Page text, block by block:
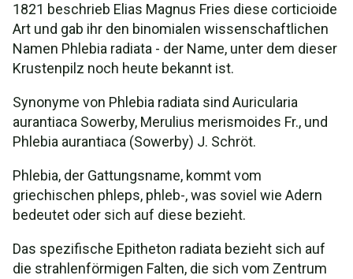
1821 beschrieb Elias Magnus Fries diese corticioide
Art und gab ihr den binomialen wissenschaftlichen
Namen Phlebia radiata - der Name, unter dem dieser
Krustenpilz noch heute bekannt ist.
Synonyme von Phlebia radiata sind Auricularia
aurantiaca Sowerby, Merulius merismoides Fr., und
Phlebia aurantiaca (Sowerby) J. Schröt.
Phlebia, der Gattungsname, kommt vom
griechischen phleps, phleb-, was soviel wie Adern
bedeutet oder sich auf diese bezieht.
Das spezifische Epitheton radiata bezieht sich auf
die strahlenförmigen Falten, die sich vom Zentrum